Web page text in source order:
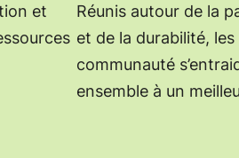
et
Réunis autour de la
et de la durabilité,
communauté
ensemble à un